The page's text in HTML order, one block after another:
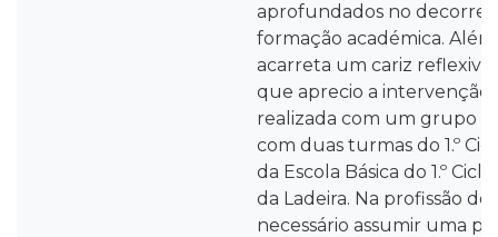
aprofundados no decorrer
formação académica. Além
acarreta um cariz
que aprecio a intervenção
realizada com um grupo
com duas turmas do 1.º
da Escola Básica do 1.º
da Ladeira. Na profissão
necessário assumir uma